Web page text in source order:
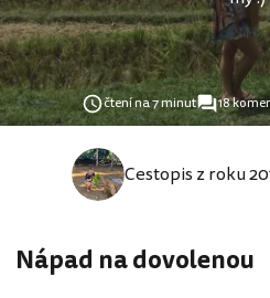
čtení na 7 minut 18
Cestopis z roku
Nápad na dovolenou